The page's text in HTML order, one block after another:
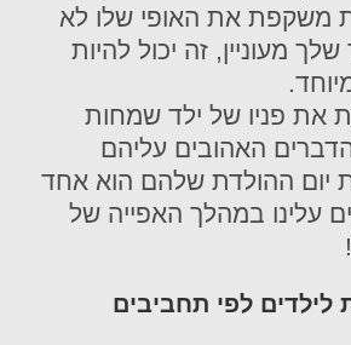
משקפת את האופי שלו לא
מעוניין, זה יכול להיות
את פניו של ילד שמחות
האהובים עליהם
יום ההולדת שלהם הוא אחד
עלינו במהלך האפייה של
לילדים לפי תחביבים